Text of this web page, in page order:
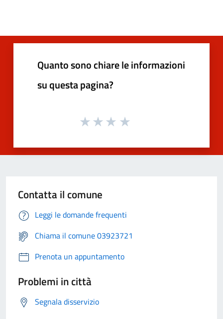
Quanto sono chiare le informazioni
su questa pagina?
Contatta il comune
Leggi le domande frequenti
Chiama il comune 03923721
Prenota un appuntamento
Problemi in città
Segnala disservizio